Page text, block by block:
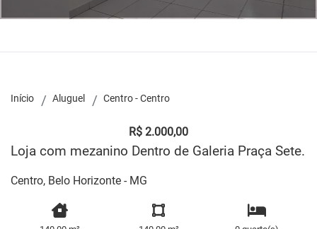
Início Aluguel Centro - Centro
R$ 2.000,00
Loja com mezanino Dentro de Galeria Praça Sete.
Centro, Belo Horizonte - MG